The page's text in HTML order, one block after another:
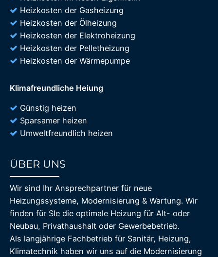
Heizkosten der Gasheizung
Heizkosten der Ölheizung
Heizkosten der Elektroheizung
Heizkosten der Pelletheizung
Heizkosten der Wärmepumpe
Klimafreundliche Heiung
Günstig heizen
Sparsamer heizen
Umweltfreundlich heizen
ÜBER UNS
Wir sind Ihr Ansprechpartner für neue
Heizungssysteme, Modernisierung & Wartung. Wir
finden für SIe die optimale Heizung für Alt- oder
Neubau, Privathaushalt oder Gewerbebetrieb.
Als langjährige Fachbetrieb für Sanitär, Heizung,
Klimatechnik haben wir uns auf die Modernisierung